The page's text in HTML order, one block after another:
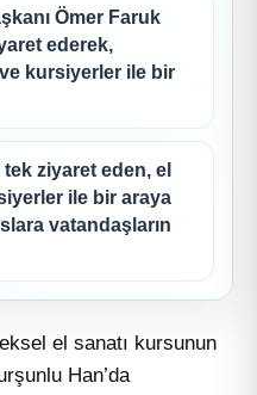
Ömer Faruk
ederek,
kursiyerler ile bir
ziyaret eden, el
ile bir araya
vatandaşların
el sanatı kursunun
Han’da